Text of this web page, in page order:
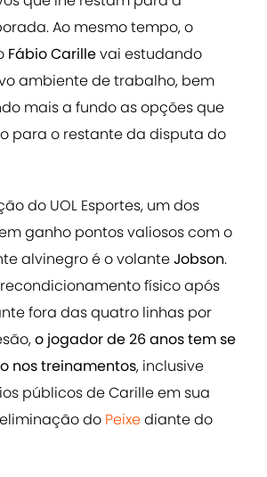
Ao mesmo tempo, o
Fábio Carillevai estudando
ambiente de trabalho, bem
mais a fundo as opções que
para o restante da disputa do
do UOL Esportes, um dos
ganho pontos valiosos com o
alvinegro é o volanteJobson.
físico após
fora das quatro linhas por
o jogador de 26 anos tem se
nos treinamentos, inclusive
públicos de Carille em sua
do Peixediante do